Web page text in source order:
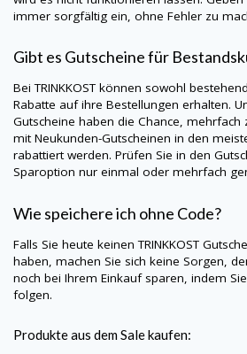
immer sorgfältig ein, ohne Fehler zu
Gibt es Gutscheine für
BeiTRINKKOST können sowohl
Rabatte auf ihre Bestellungen erhalten.
Gutscheine haben die Chance, mehrfach
mit Neukunden-Gutscheinen in den
rabattiert werden. Prüfen Sie in den
Sparoption nur einmal oder mehrfach
Wie speichere ich ohne Code?
Falls Sie heute keinenTRINKKOST
haben, machen Sie sich keine Sorgen,
noch bei Ihrem Einkauf sparen, indem
folgen.
Produkte aus dem Sale kaufen: